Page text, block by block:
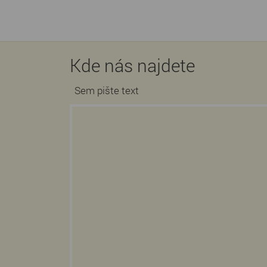
Kde nás najdete
Sem pište text